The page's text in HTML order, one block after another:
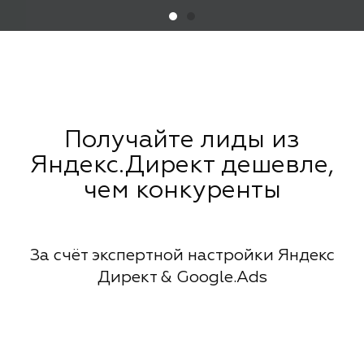
Получайте лиды из
Яндекс.Директ дешевле,
чем конкуренты
За счёт экспертной настройки Яндекс
Директ & Google.Ads